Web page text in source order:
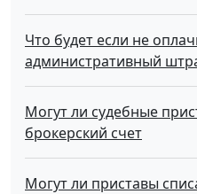
Что будет если не
административный
Могут ли судебные
брокерский счет
Могут ли приставы